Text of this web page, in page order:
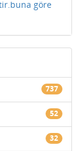
göre
737
52
32